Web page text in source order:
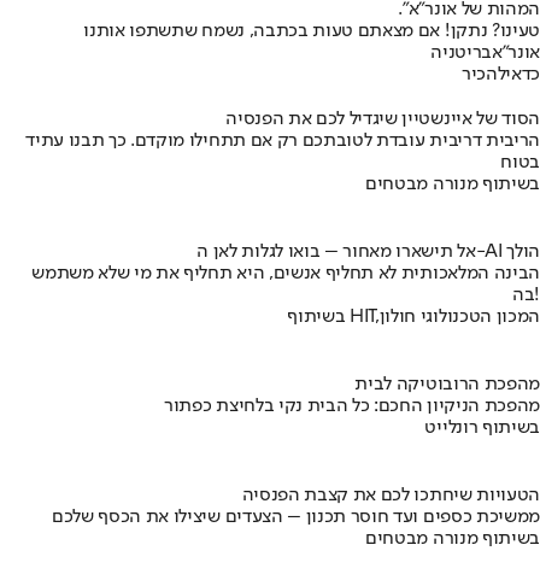
המהות של אונר״א״.
טעינו? נתקן! אם מצאתם טעות בכתבה, נשמח שתשתפו אותנו
אונר"אבריטניה
כדאילהכיר
הסוד של איינשטיין שיגדיל לכם את הפנסיה
הריבית דריבית עובדת לטובתכם רק אם תתחילו מוקדם. כך תבנו עתיד
בטוח
בשיתוף מנורה מבטחים
אל תישארו מאחור – בואו לגלות לאן ה-AI הולך
הבינה המלאכותית לא תחליף אנשים, היא תחליף את מי שלא משתמש
בה!
בשיתוף HIT,המכון הטכנולוגי חולון
מהפכת הרובוטיקה לבית
מהפכת הניקיון החכם: כל הבית נקי בלחיצת כפתור
בשיתוף רונלייט
הטעויות שיחתכו לכם את קצבת הפנסיה
ממשיכת כספים ועד חוסר תכנון – הצעדים שיצילו את הכסף שלכם
בשיתוף מנורה מבטחים